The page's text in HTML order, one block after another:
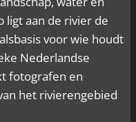
ligt aan de rivier de
voor wie houdt
Nederlandse
fotografen en
het rivierengebied